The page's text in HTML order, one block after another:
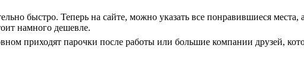
быстро. Теперь на сайте, можно указать все понравившиеся места, а
намного дешевле.
приходят парочки после работы или большие компании друзей,